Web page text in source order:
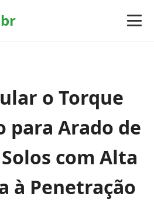
o Torque
para Arado de
com Alta
à Penetração